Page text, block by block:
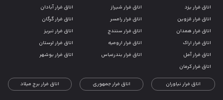
اتاق فرار یزد
اتاق فرار شیراز
اتاق فرار آبادان
اتاق فرار قزوین
اتاق فرار رامسر
اتاق فرار گرگان
اتاق فرار همدان
اتاق فرار سنندج
اتاق فرار تبریز
اتاق فرار اراک
اتاق فرار ارومیه
اتاق فرار لرستان
اتاق فرار آمل
اتاق فرار بندرعباس
اتاق فرار بوشهر
اتاق فرار کرمان
اتاق فرار نیاوران اتاق فرار جمهوری اتاق فرار برج میلاد